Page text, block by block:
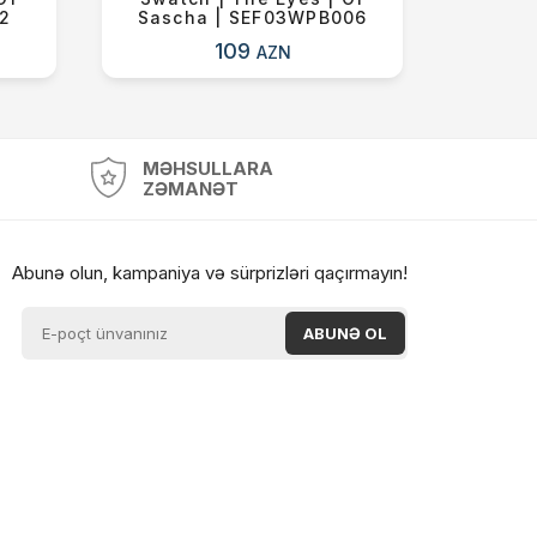
Sascha | SEF03WPB006
109 AZN
MƏHSULLARA
ZƏMANƏT
Abunə olun, kampaniya və sürprizləri qaçırmayın!